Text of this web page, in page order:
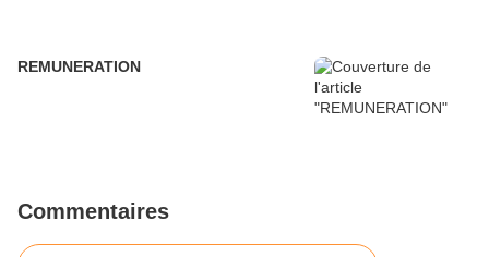
REMUNERATION
Commentaires